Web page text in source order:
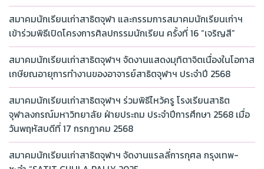
สมาคมนักเรียนเก่าสาธิตจุฬา และกรรมการสมาคมนักเรียนเก่าฯ
เข้าร่วมพิธีเปิดโครงการศิลปกรรมนักเรียน ครั้งที่ 16 “เจริญสี”
สมาคมนักเรียนเก่าสาธิตจุฬาฯ จัดงานแสดงมุทิตาจิตเนื่องในโอกาส
เกษียณอายุการทำงานของอาจารย์สาธิตจุฬาฯ ประจำปี 2568
สมาคมนักเรียนเก่าสาธิตจุฬาฯ ร่วมพิธีไหว้ครู โรงเรียนสาธิต
จุฬาลงกรณ์มหาวิทยาลัย ฝ่ายประถม ประจำปีการศึกษา 2568 เมื่อ
วันพฤหัสบดีที่ 17 กรกฎาคม 2568
สมาคมนักเรียนเก่าสาธิตจุฬาฯ จัดงานแรลลี่การกุศล กรุงเทพ-